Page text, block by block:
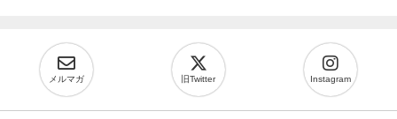
メルマガ 旧Twitter Instagram